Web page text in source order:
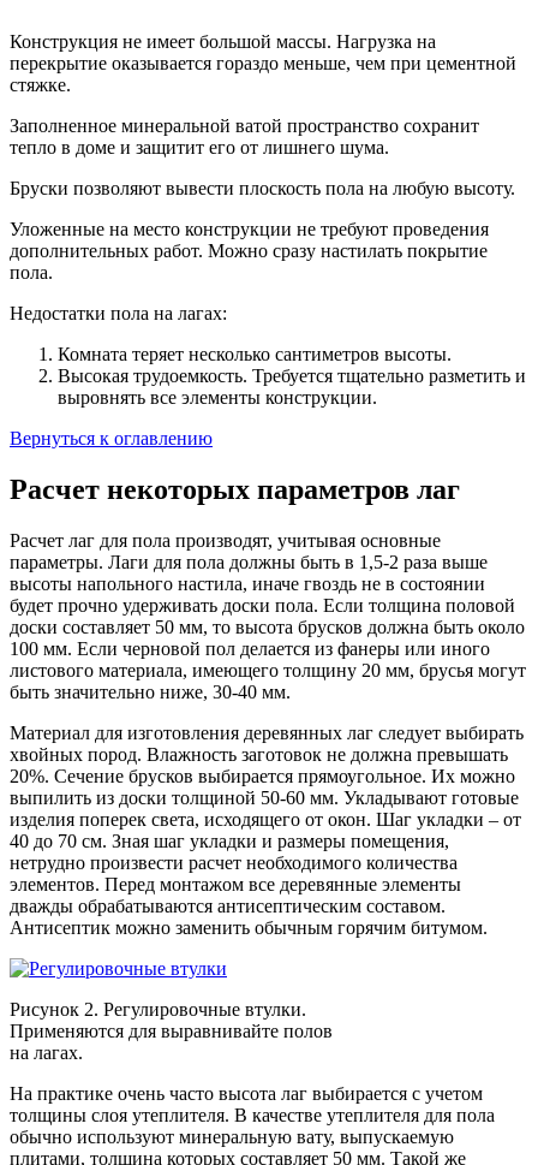
Конструкция не имеет большой массы. Нагрузка на
перекрытие оказывается гораздо меньше, чем при цементной
стяжке.
Заполненное минеральной ватой пространство сохранит
тепло в доме и защитит его от лишнего шума.
Бруски позволяют вывести плоскость пола на любую высоту.
Уложенные на место конструкции не требуют проведения
дополнительных работ. Можно сразу настилать покрытие
пола.
Недостатки пола на лагах:
Комната теряет несколько сантиметров высоты.
Высокая трудоемкость. Требуется тщательно разметить и
выровнять все элементы конструкции.
Вернуться к оглавлению
Расчет некоторых параметров лаг
Расчет лаг для пола производят, учитывая основные
параметры. Лаги для пола должны быть в 1,5-2 раза выше
высоты напольного настила, иначе гвоздь не в состоянии
будет прочно удерживать доски пола. Если толщина половой
доски составляет 50 мм, то высота брусков должна быть около
100 мм. Если черновой пол делается из фанеры или иного
листового материала, имеющего толщину 20 мм, брусья могут
быть значительно ниже, 30-40 мм.
Материал для изготовления деревянных лаг следует выбирать
хвойных пород. Влажность заготовок не должна превышать
20%. Сечение брусков выбирается прямоугольное. Их можно
выпилить из доски толщиной 50-60 мм. Укладывают готовые
изделия поперек света, исходящего от окон. Шаг укладки – от
40 до 70 см. Зная шаг укладки и размеры помещения,
нетрудно произвести расчет необходимого количества
элементов. Перед монтажом все деревянные элементы
дважды обрабатываются антисептическим составом.
Антисептик можно заменить обычным горячим битумом.
Рисунок 2. Регулировочные втулки.
Применяются для выравнивайте полов
на лагах.
На практике очень часто высота лаг выбирается с учетом
толщины слоя утеплителя. В качестве утеплителя для пола
обычно используют минеральную вату, выпускаемую
плитами, толщина которых составляет 50 мм. Такой же